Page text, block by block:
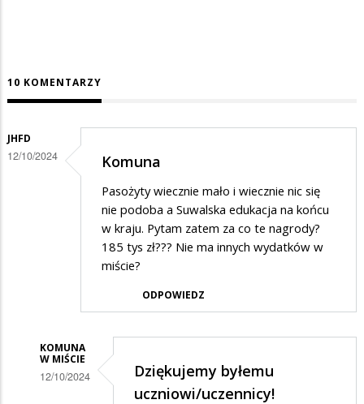
10 KOMENTARZY
JHFD
12/10/2024 Komuna
Pasożyty wiecznie mało i wiecznie nic się
nie podoba a Suwalska edukacja na końcu
w kraju. Pytam zatem za co te nagrody?
185 tys zł??? Nie ma innych wydatków w
miście?
ODPOWIEDZ
KOMUNA
W MIŚCIE
12/10/2024
Dziękujemy byłemu
uczniowi/uczennicy!